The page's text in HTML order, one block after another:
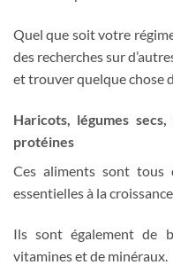
Quel que soit votre
des recherches sur
et trouver quelque chose
Haricots, légumes
protéines
Ces aliments sont tous
essentielles à la
Ils sont également de
vitamines et de minéraux.